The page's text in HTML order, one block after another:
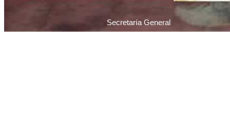
Secretaría General